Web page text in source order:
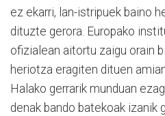
ez ekarri, lan-istripuek baino
dituzte gerora. Europako
ofizialean aitortu zaigu orain
heriotza eragiten dituen
Halako gerrarik munduan
denak bando batekoak izanik